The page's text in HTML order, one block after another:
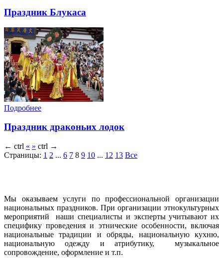
Праздник Блукаса
Подробнее
Праздник драконьих лодок
← ctrl « » ctrl →
Страницы: 1 2 ... 6 7 8 9 10 ... 12 13 Все
Мы оказываем услуги по профессиональной организации
национальных праздников. При организации этнокультурных
мероприятий наши специалисты и эксперты учитывают их
специфику проведения и этнические особенности, включая
национальные традиции и обряды, национальную кухню,
национальную одежду и атрибутику, музыкальное
сопровождение, оформление и т.п.